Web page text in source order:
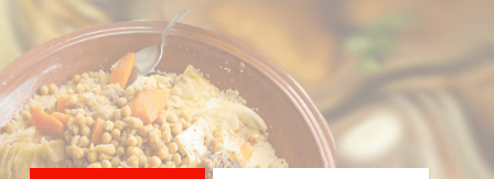
ACCUEIL
LA CARTE
VOTRE COMPTE